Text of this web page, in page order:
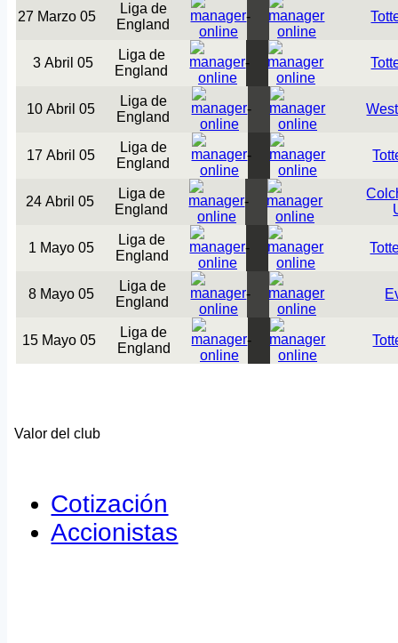
27 Marzo 05
Liga de
England
-
3 Abril 05
Liga de
England
-
10 Abril 05
Liga de
England
-
17 Abril 05
Liga de
England
-
24 Abril 05
Liga de
England
-
1 Mayo 05
Liga de
England
-
8 Mayo 05
Liga de
England
-
15 Mayo 05
Liga de
England
-
Valor del club
Cotización
Accionistas